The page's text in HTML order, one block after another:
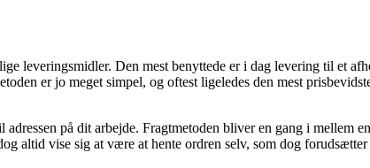
leveringsmidler. Den mest benyttede er i dag levering til et
er jo meget simpel, og oftest ligeledes den mest
på dit arbejde. Fragtmetoden bliver en gang i mellem
altid vise sig at være at hente ordren selv, som dog